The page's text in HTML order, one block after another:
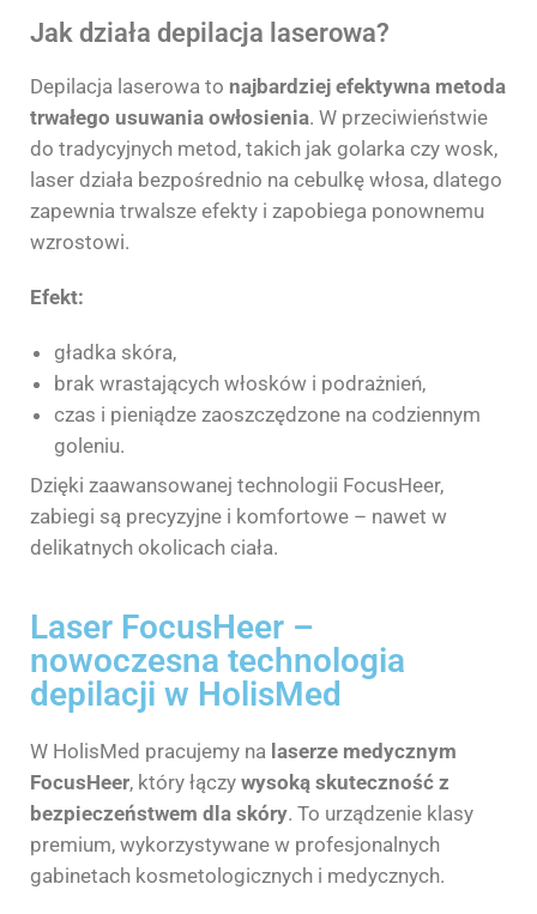
Jak działa depilacja laserowa?
Depilacja laserowa to najbardziej efektywna metoda
trwałego usuwania owłosienia. W przeciwieństwie
do tradycyjnych metod, takich jak golarka czy wosk,
laser działa bezpośrednio na cebulkę włosa, dlatego
zapewnia trwalsze efekty i zapobiega ponownemu
wzrostowi.
Efekt:
gładka skóra,
brak wrastających włosków i podrażnień,
czas i pieniądze zaoszczędzone na codziennym
goleniu.
Dzięki zaawansowanej technologii FocusHeer,
zabiegi są precyzyjne i komfortowe – nawet w
delikatnych okolicach ciała.
Laser FocusHeer –
nowoczesna technologia
depilacji w HolisMed
W HolisMed pracujemy na laserze medycznym
FocusHeer, który łączy wysoką skuteczność z
bezpieczeństwem dla skóry. To urządzenie klasy
premium, wykorzystywane w profesjonalnych
gabinetach kosmetologicznych i medycznych.